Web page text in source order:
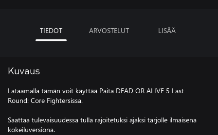
TIEDOT ARVOSTELUT LISÄÄ
Kuvaus
Lataamalla tämän voit käyttää Paita DEAD OR ALIVE 5 Last
Round: Core Fightersissa.
Saattaa tulevaisuudessa tulla rajoitetuksi ajaksi tarjolle ilmaisena
kokeiluversiona.